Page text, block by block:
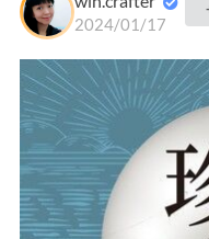
2024/01/17